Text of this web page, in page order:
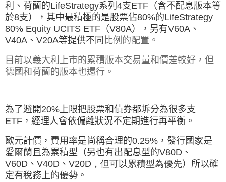
利、荷蘭的LifeStrategy系列 4支ETF （含不配息版本等
於8支） ，其中最積極的是股票佔80%的LifeStrategy
80% Equity UCITS ETF （V80A），另有V60A 、
V40A 、 V20A等提供不同 比例的配置。
目前以義大利上市的累積版本交易量和價差較好，但
德國和荷蘭的版本也還行。
為了避開20% 上限把股票和債券都坼分為很多支
ETF ，經理人會依偏離狀況不定期進行再平衡。
歐元計價，費用率是尚稱合理的0.25% ，發行國家是
愛爾蘭且為累積型（另也有出配息型的V80D 、
V60D 、 V40D 、 V20D，但可以累積型為優先）所以確
定有稅務上的優勢。